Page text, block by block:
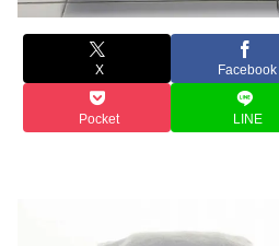
X Facebook
Pocket LINE